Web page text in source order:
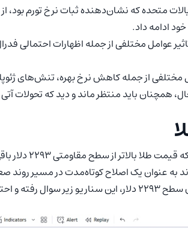
ادامه داد.
عوامل مختلفی از جمله اظهارات احتمالی
مختلفی از جمله کاهش نرخ بهره، تنش‌های
همچنان باید منتظر ماند و دید که تحولات
بر اساس تحلیل
به عنوان یک اصلاح کوتاه‌مدت در مسیر روند
با این حال، در صورت شکسته شدن سطح ۲۲۹۳ دلار، این